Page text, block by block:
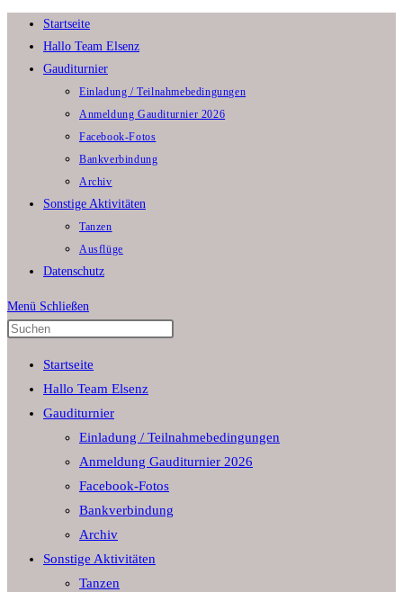
Zum
Inhalt
springen
Startseite
Hallo Team Elsenz
Gauditurnier
Einladung / Teilnahmebedingungen
Anmeldung Gauditurnier 2026
Facebook-Fotos
Bankverbindung
Archiv
Sonstige Aktivitäten
Tanzen
Ausflüge
Datenschutz
Menü Schließen
search
panel.
Startseite
Hallo Team Elsenz
Gauditurnier
Einladung / Teilnahmebedingungen
Anmeldung Gauditurnier 2026
Facebook-Fotos
Bankverbindung
Archiv
Sonstige Aktivitäten
Tanzen